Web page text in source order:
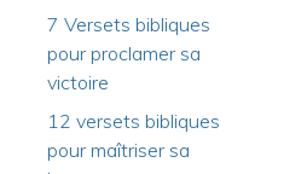
7 Versets bibliques
pour proclamer sa
victoire
12 versets bibliques
pour maîtriser sa